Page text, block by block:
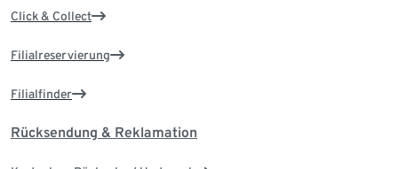
Click & Collect
Filialreservierung
Filialfinder
Rücksendung & Reklamation